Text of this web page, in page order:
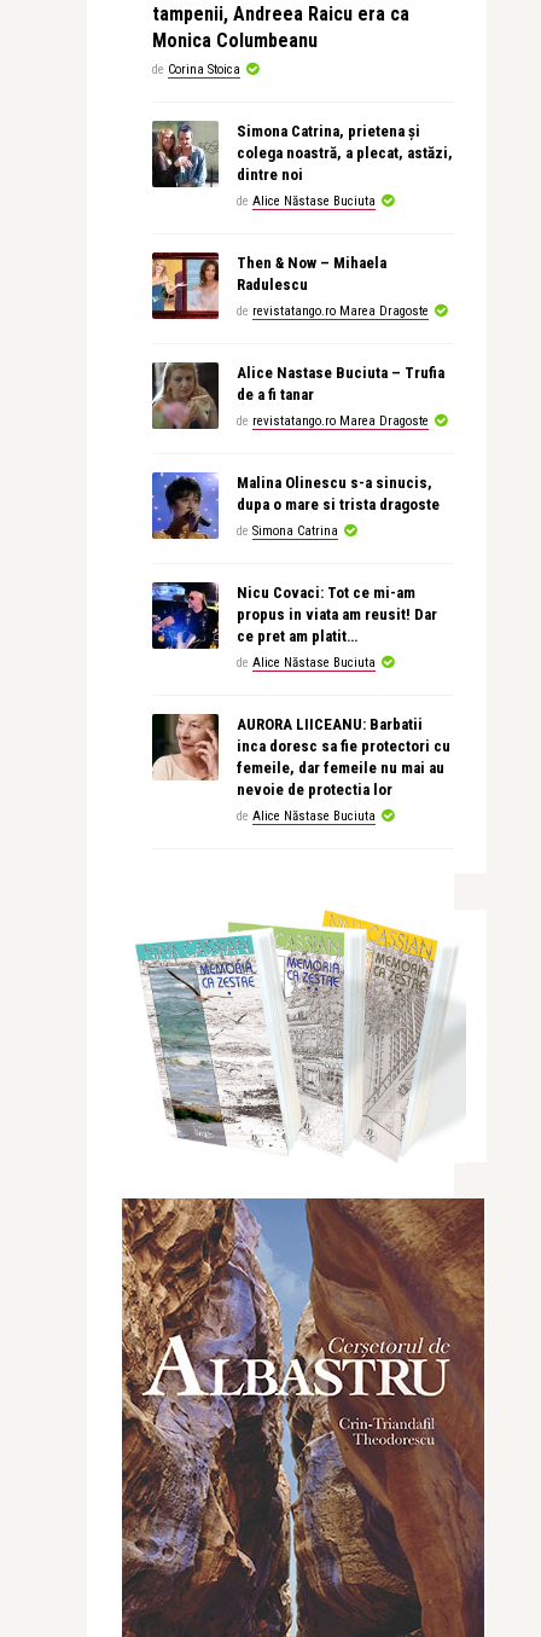
tampenii, Andreea Raicu era ca
Monica Columbeanu
de Corina Stoica
Simona Catrina, prietena și
colega noastră, a plecat, astăzi,
dintre noi
de Alice Năstase Buciuta
Then & Now – Mihaela
Radulescu
de revistatango.ro Marea Dragoste
Alice Nastase Buciuta – Trufia
de a fi tanar
de revistatango.ro Marea Dragoste
Malina Olinescu s-a sinucis,
dupa o mare si trista dragoste
de Simona Catrina
Nicu Covaci: Tot ce mi-am
propus in viata am reusit! Dar
ce pret am platit…
de Alice Năstase Buciuta
AURORA LIICEANU: Barbatii
inca doresc sa fie protectori cu
femeile, dar femeile nu mai au
nevoie de protectia lor
de Alice Năstase Buciuta